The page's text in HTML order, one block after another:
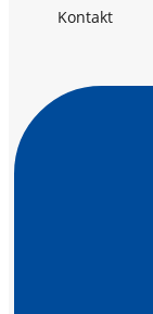
Kontakt